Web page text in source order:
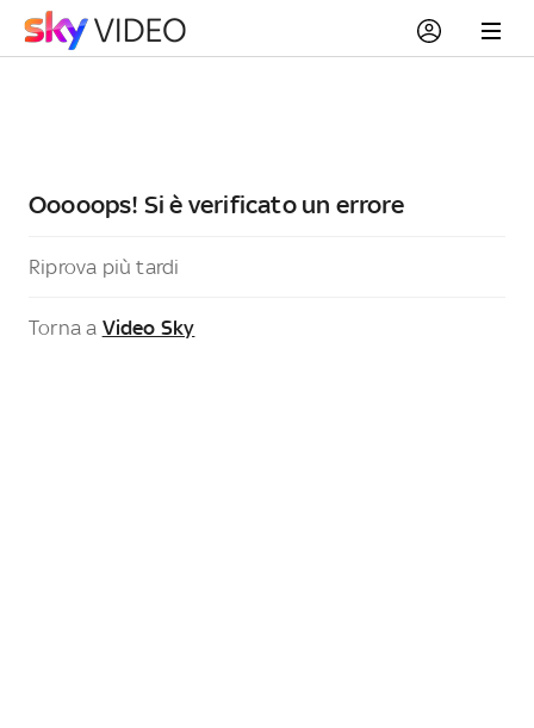
Ooooops! Si è verificato un errore
Riprova più tardi
Torna a Video Sky